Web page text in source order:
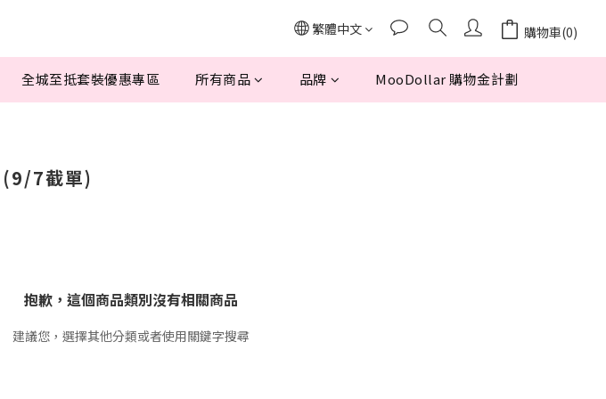
繁體中文 購物車(0)
全城至抵套裝優惠專區 所有商品 品牌 MooDollar 購物金計劃
7截單)
抱歉，這個商品類別沒有相關商品
建議您，選擇其他分類或者使用關鍵字搜尋